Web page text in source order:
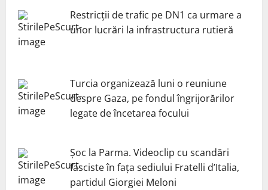
Restricții de trafic pe DN1 ca urmare a
unor lucrări la infrastructura rutieră
Turcia organizează luni o reuniune
despre Gaza, pe fondul îngrijorărilor
legate de încetarea focului
Șoc la Parma. Videoclip cu scandări
fasciste în fața sediului Fratelli d’Italia,
partidul Giorgiei Meloni